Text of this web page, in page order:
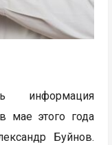
информация
мае этого года
Буйнов.